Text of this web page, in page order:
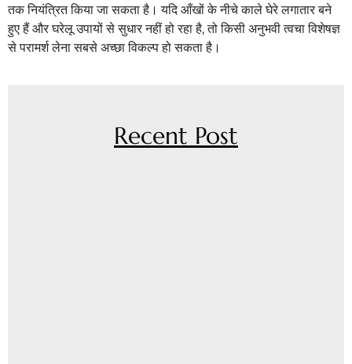
तक नियंत्रित किया जा सकता है। यदि आँखों के नीचे काले घेरे लगातार बने
हुए हैं और घरेलू उपायों से सुधार नहीं हो रहा है, तो किसी अनुभवी त्वचा विशेषज्ञ
से परामर्श लेना सबसे अच्छा विकल्प हो सकता है।
Recent Post